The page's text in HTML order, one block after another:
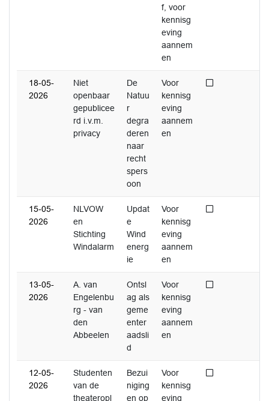
f, voor
kennisg
eving
aannem
en
18-05-
2026
Niet
openbaar
gepublicee
rd i.v.m.
privacy
De
Natuu
r
degra
deren
naar
recht
spers
oon
Voor
kennisg
eving
aannem
en
Niet afgedaan
15-05-
2026
NLVOW
en
Stichting
Windalarm
Updat
e
Wind
energ
ie
Voor
kennisg
eving
aannem
en
Niet afgedaan
13-05-
2026
A. van
Engelenbu
rg - van
den
Abbeelen
Ontsl
ag als
geme
enter
aadsli
d
Voor
kennisg
eving
aannem
en
Niet afgedaan
12-05-
2026
Studenten
van de
theateropl
Bezui
niging
en op
Voor
kennisg
eving
Niet afgedaan